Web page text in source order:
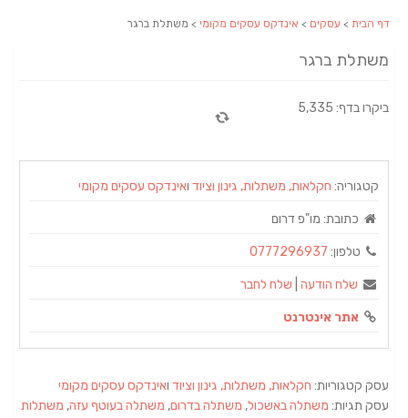
דף הבית > עסקים > אינדקס עסקים מקומי > משתלת ברגר
משתלת ברגר
ביקרו בדף: 5,335
קטגוריה: חקלאות, משתלות, גינון וציוד ואינדקס עסקים מקומי
כתובת: מו"פ דרום
טלפון: 0777296937
שלח הודעה שלח לחבר
אתר אינטרנט
עסק קטגוריות: חקלאות, משתלות, גינון וציוד ואינדקס עסקים מקומי
עסק תגיות: משתלה באשכול, משתלה בדרום, משתלה בעוטף עזה, משתלות